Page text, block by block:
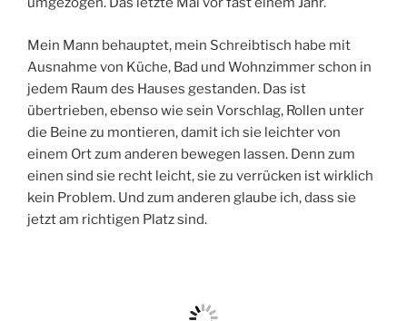
Mein Mann behauptet, mein Schreibtisch habe mit
Ausnahme von Küche, Bad und Wohnzimmer schon in
jedem Raum des Hauses gestanden. Das ist
übertrieben, ebenso wie sein Vorschlag, Rollen unter
die Beine zu montieren, damit ich sie leichter von
einem Ort zum anderen bewegen lassen. Denn zum
einen sind sie recht leicht, sie zu verrücken ist wirklich
kein Problem. Und zum anderen glaube ich, dass sie
jetzt am richtigen Platz sind.